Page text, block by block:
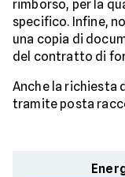
rimborso, per la
specifico. Infine,
una copia di
del contratto di
Anche la richiesta
tramite posta